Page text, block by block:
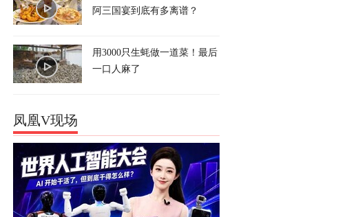
阿三国宴到底有多离谱？
用3000只生蚝做一道菜！最后
一口人麻了
凤凰V现场